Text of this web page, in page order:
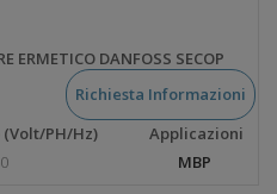
ERMETICO DANFOSS SECOP
Richiesta Informazioni
PH/Hz)
Applicazioni
MBP